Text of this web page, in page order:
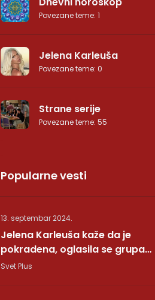
Povezane teme: 1
Jelena Karleuša
Povezane teme: 0
Strane serije
Povezane teme: 55
Popularne vesti
13. septembar 2024.
Jelena Karleuša kaže da je
pokradena, oglasila se grupa
Hurricane: Pesma RUNDE je naša!
Svet Plus